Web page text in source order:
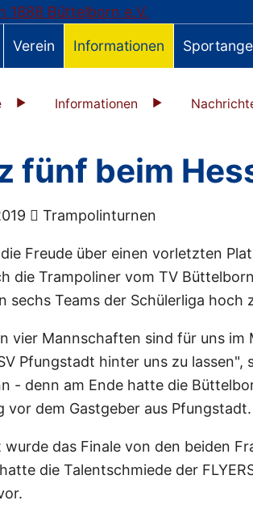
Verein Informationen
Informationen
fünf beim
Trampolinturnen
Freude über einen vorletzten
die Trampoliner vom TV
sechs Teams der Schülerliga hoch
vier Mannschaften sind für uns
Pfungstadt hinter uns zu
- denn am Ende hatte die
vor dem Gastgeber aus Pfungstadt.
das Finale von den beiden
die Talentschmiede der